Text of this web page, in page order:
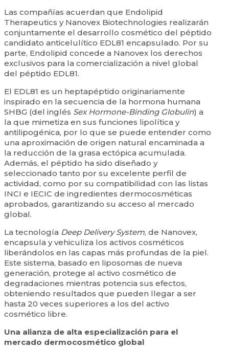
Las compañías acuerdan que Endolipid
Therapeutics y Nanovex Biotechnologies realizarán
conjuntamente el desarrollo cosmético del péptido
candidato anticelulítico EDL81 encapsulado. Por su
parte, Endolipid concede a Nanovex los derechos
exclusivos para la comercialización a nivel global
del péptido EDL81.
El EDL81 es un heptapéptido originariamente
inspirado en la secuencia de la hormona humana
SHBG (del inglés Sex Hormone-Binding Globulin) a
la que mimetiza en sus funciones lipolítica y
antilipogénica, por lo que se puede entender como
una aproximación de origen natural encaminada a
la reducción de la grasa ectópica acumulada.
Además, el péptido ha sido diseñado y
seleccionado tanto por su excelente perfil de
actividad, como por su compatibilidad con las listas
INCI e IECIC de ingredientes dermocosméticas
aprobados, garantizando su acceso al mercado
global.
La tecnología Deep Delivery System, de Nanovex,
encapsula y vehiculiza los activos cosméticos
liberándolos en las capas más profundas de la piel.
Este sistema, basado en liposomas de nueva
generación, protege al activo cosmético de
degradaciones mientras potencia sus efectos,
obteniendo resultados que pueden llegar a ser
hasta 20 veces superiores a los del activo
cosmético libre.
Una alianza de alta especialización para el
mercado dermocosmético global